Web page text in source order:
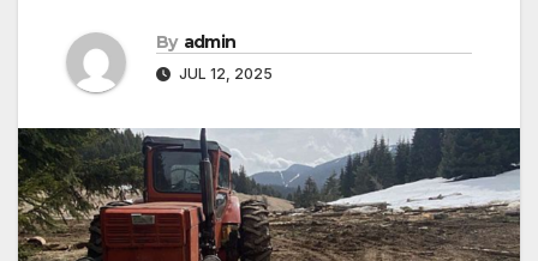
By admin
JUL 12, 2025